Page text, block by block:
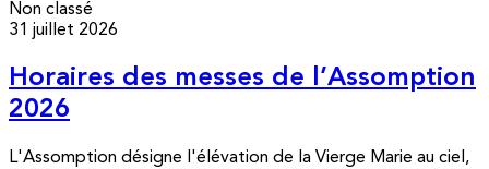
Non classé
31 juillet 2026
Horaires des messes de l’Assomption
2026
L'Assomption désigne l'élévation de la Vierge Marie au ciel,